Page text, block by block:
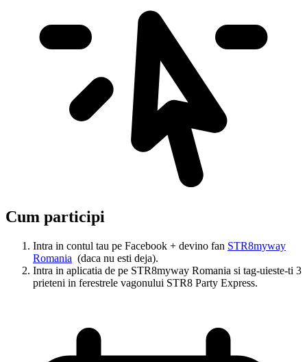
Cum participi
Intra in contul tau pe Facebook + devino fan STR8myway
Romania (daca nu esti deja).
Intra in aplicatia de pe STR8myway Romania si tag-uieste-ti 3
prieteni in ferestrele vagonului STR8 Party Express.